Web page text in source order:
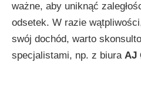
ważne, aby uniknąć
odsetek. W razie
swój dochód, warto
specjalistami, np. z biura AJ